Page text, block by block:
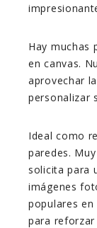
Hay muchas
en canvas.
aprovechar
personalizar
Ideal como
paredes.
solicita para
imágenes
populares
para